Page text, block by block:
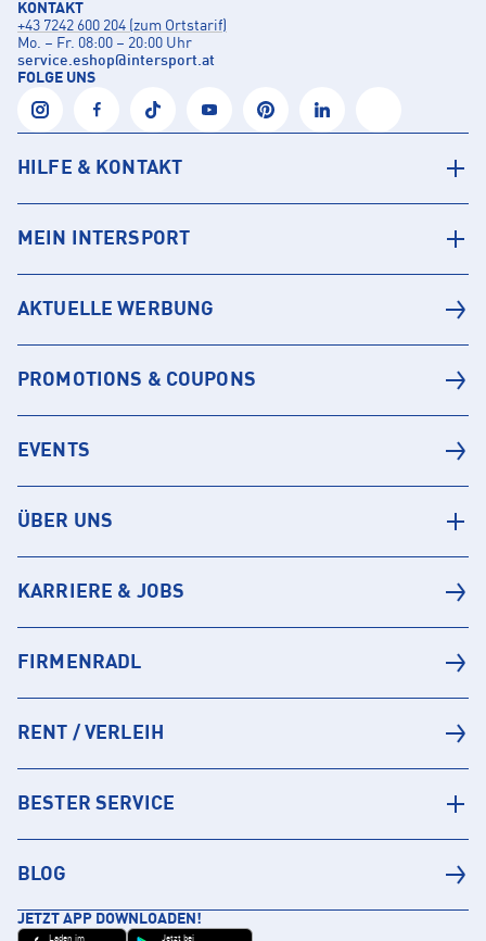
KONTAKT
+43 7242 600 204 (zum Ortstarif)
Mo. – Fr. 08:00 – 20:00 Uhr
service.eshop@intersport.at
FOLGE UNS
HILFE & KONTAKT
MEIN INTERSPORT
AKTUELLE WERBUNG
PROMOTIONS & COUPONS
EVENTS
ÜBER UNS
KARRIERE & JOBS
FIRMENRADL
RENT / VERLEIH
BESTER SERVICE
BLOG
JETZT APP DOWNLOADEN!
Laden im Jetzt bei